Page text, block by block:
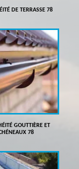
DE TERRASSE 78
GOUTTIÈRE ET
78